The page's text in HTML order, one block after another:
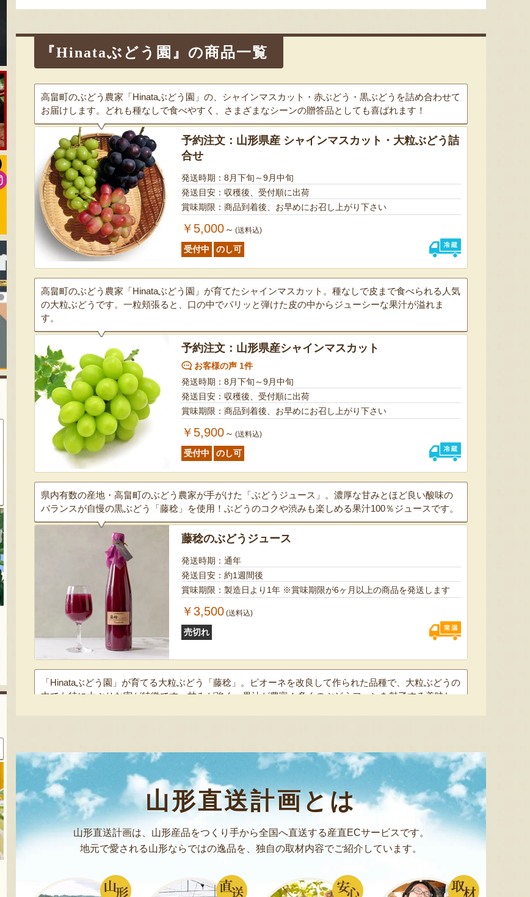
ョ
『Hinataぶどう園』の商品一覧
高畠町のぶどう農家「Hinataぶどう園」の、シャインマスカット・赤ぶどう・黒ぶどうを詰め合わせて
お届けします。どれも種なしで食べやすく、さまざまなシーンの贈答品としても喜ばれます！
予約注文：山形県産 シャインマスカット・大粒ぶどう詰
合せ
発送時期：8月下旬～9月中旬
発送目安：収穫後、受付順に出荷
賞味期限：商品到着後、お早めにお召し上がり下さい
￥5,000 ～ (送料込)
受付中 のし可
高畠町のぶどう農家「Hinataぶどう園」が育てたシャインマスカット。種なしで皮まで食べられる人気
の大粒ぶどうです。一粒頬張ると、口の中でパリッと弾けた皮の中からジューシーな果汁が溢れま
す。
予約注文：山形県産シャインマスカット
お客様の声 1件
発送時期：8月下旬～9月中旬
発送目安：収穫後、受付順に出荷
賞味期限：商品到着後、お早めにお召し上がり下さい
￥5,900 ～ (送料込)
受付中 のし可
県内有数の産地・高畠町のぶどう農家が手がけた「ぶどうジュース」。濃厚な甘みとほど良い酸味の
バランスが自慢の黒ぶどう「藤稔」を使用！ぶどうのコクや渋みも楽しめる果汁100％ジュースです。
藤稔のぶどうジュース
発送時期：通年
発送目安：約1週間後
賞味期限：製造日より1年 ※賞味期限が6ヶ月以上の商品を発送します
￥3,500 (送料込)
売切れ
「Hinataぶどう園」が育てる大粒ぶどう「藤稔」。ピオーネを改良して作られた品種で、大粒ぶどうの
中でも特に大ぶりな実が特徴です。甘みが強く、果汁が豊富！多くのぶどうファンを魅了する美味し
発送時期：8月下旬～
発送目安：発送時期に順次出荷
賞味期限：商品到着後、お早めにお召し上がりください
売切れ のし可
1950年からぶどう栽培を行っている果樹農家が、愛情込めて育てたデラウェア。「種なしぶどう」の
山形直送計画とは
山形直送計画は、山形産品をつくり手から全国へ直送する産直ECサービスです。
地元で愛される山形ならではの逸品を、独自の取材内容でご紹介しています。
三和油脂の看板商品「まいに
ちのこめ油」は、新鮮な国産
の「米ぬか」から作られた食
用油。油特有の臭いやクセが
なく、食材の美味しさを引き
立てます。一度使えば、毎日
使いたくなること間違いなし
『三和油脂株式会社』
果樹栽培が盛んな東根市で育
った「白桃」。あえて大玉で
はなく、美味しさや食感を重
視した「中玉」にこだわって
栽培しています。「陽夏妃」
や「川中島白桃」など、その
時期に旬の品種をお届けしま
す。
予約注文：山形県産 桃（贈答
用・家庭用）
っと詰まった「ミックスゼリ
もこだわりました。箱を開け
た瞬間に笑顔になれるゼリー
は、大切な方への贈り物にも
最適。
の」。存在感のある大きさ
と、果物にも負けない濃厚な
甘みが特徴。朝採りをその日
のうちに発送し、鮮度そのま
まにお届けします。
シ「おおもの」
『丸内牛肉店』 『戸田農園』 『小林直太郎農園』